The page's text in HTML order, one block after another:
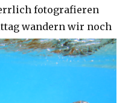
fotografieren
wandern wir noch